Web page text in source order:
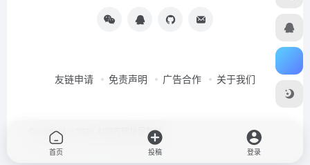
友链申请 免责声明 广告合作 关于我们
Copyright © 2026 AI官方网址导航站
首页 投稿 登录